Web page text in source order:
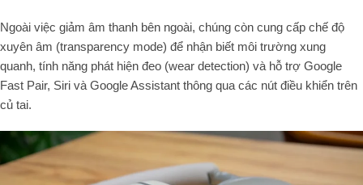
Ngoài việc giảm âm thanh bên ngoài, chúng còn cung cấp chế độ
xuyên âm (transparency mode) để nhận biết môi trường xung
quanh, tính năng phát hiện đeo (wear detection) và hỗ trợ Google
Fast Pair, Siri và Google Assistant thông qua các nút điều khiển trên
củ tai.